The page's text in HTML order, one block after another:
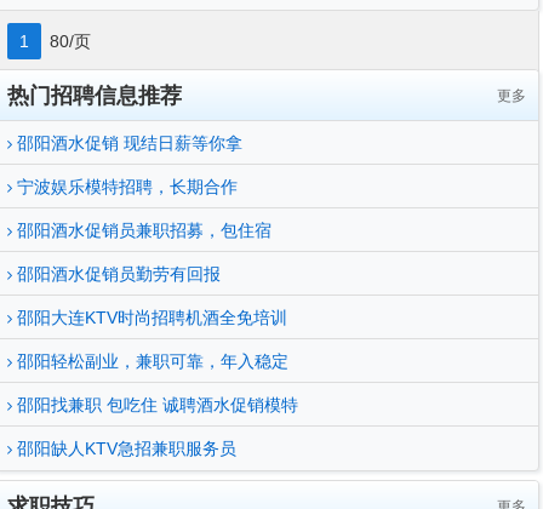
1 80/页
更多
热门招聘信息推荐
邵阳酒水促销 现结日薪等你拿
宁波娱乐模特招聘，长期合作
邵阳酒水促销员兼职招募，包住宿
邵阳酒水促销员勤劳有回报
邵阳大连KTV时尚招聘机酒全免培训
邵阳轻松副业，兼职可靠，年入稳定
邵阳找兼职 包吃住 诚聘酒水促销模特
邵阳缺人KTV急招兼职服务员